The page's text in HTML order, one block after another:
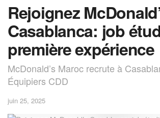
Rejoignez
Casablanca: job
première expérience
McDonald’s Maroc recrute à
Équipiers CDD
juin 25, 2025